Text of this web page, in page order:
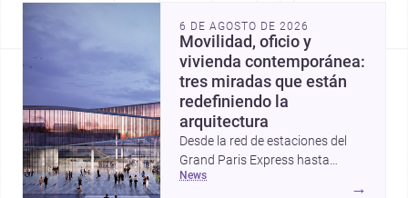
6 DE AGOSTO DE 2026
Movilidad, oficio y
vivienda contemporánea:
tres miradas que están
redefiniendo la
arquitectura
Desde la red de estaciones del
Grand Paris Express hasta
proyectos que celebran la huella
news
→